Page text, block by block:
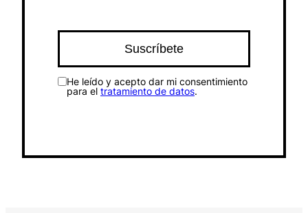
He leído y acepto dar mi consentimiento
para el tratamiento de datos.